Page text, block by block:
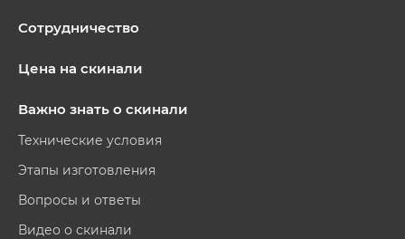
Сотрудничество
Цена на скинали
Важно знать о скинали
Технические условия
Этапы изготовления
Вопросы и ответы
Видео о скинали